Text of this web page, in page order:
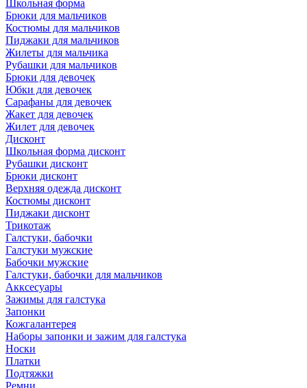
Школьная форма
Брюки для мальчиков
Костюмы для мальчиков
Пиджаки для мальчиков
Жилеты для мальчика
Рубашки для мальчиков
Брюки для девочек
Юбки для девочек
Сарафаны для девочек
Жакет для девочек
Жилет для девочек
Дисконт
Школьная форма дисконт
Рубашки дисконт
Брюки дисконт
Верхняя одежда дисконт
Костюмы дисконт
Пиджаки дисконт
Трикотаж
Галстуки, бабочки
Галстуки мужские
Бабочки мужские
Галстуки, бабочки для мальчиков
Акксесуары
Зажимы для галстука
Запонки
Кожгалантерея
Наборы запонки и зажим для галстука
Носки
Платки
Подтяжки
Ремни